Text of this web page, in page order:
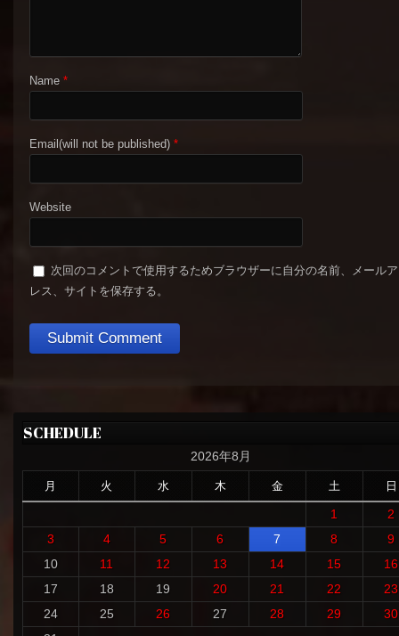
Name *
Email(will not be published) *
Website
次回のコメントで使用するためブラウザーに自分の名前、メール
レス、サイトを保存する。
SCHEDULE
2026年8月
月 火 水 木 金 土 日
1
2
3
4 5 6 7 8
9
10
11 12 13 14 15
16
17
18 19 20 21 22
23
24
25 26 27 28 29
30